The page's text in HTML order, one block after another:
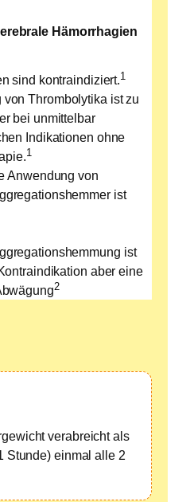
Hämorrhagien
sind kontraindiziert.1
Thrombolytika ist zu
bei unmittelbar
Indikationen ohne
1
Anwendung von
ist
ist
aber eine
2
verabreicht als
Stunde) einmal alle 2